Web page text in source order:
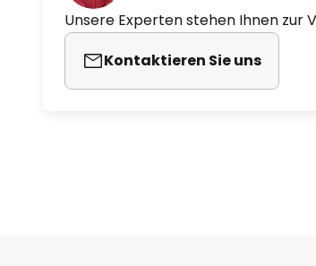
Unsere Experten stehen Ihnen zur
Kontaktieren Sie uns